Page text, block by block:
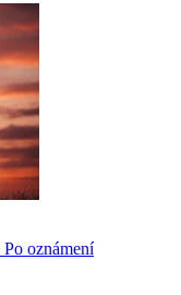
oznámení